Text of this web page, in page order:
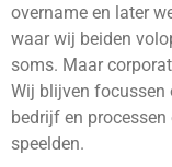
overname en later
waar wij beiden
soms. Maar
Wij blijven focussen
bedrijf en
speelden.